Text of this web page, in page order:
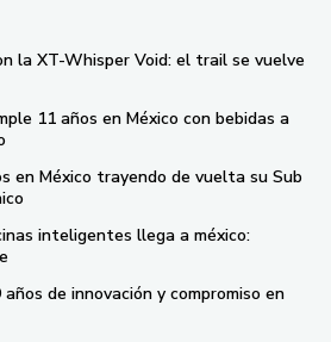
la XT-Whisper Void: el trail se vuelve
11 años en México con bebidas a
en México trayendo de vuelta su Sub
inteligentes llega a méxico:
de innovación y compromiso en